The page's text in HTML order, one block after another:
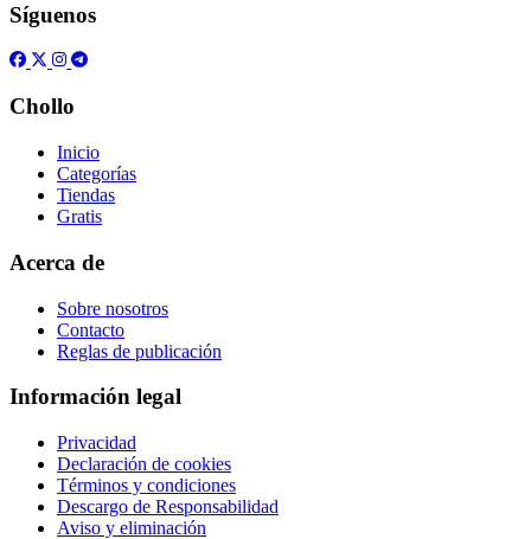
Síguenos
Chollo
Inicio
Categorías
Tiendas
Gratis
Acerca de
Sobre nosotros
Contacto
Reglas de publicación
Información legal
Privacidad
Declaración de cookies
Términos y condiciones
Descargo de Responsabilidad
Aviso y eliminación